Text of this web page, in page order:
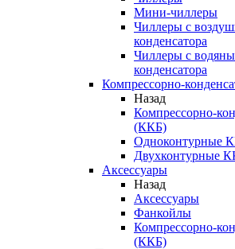
Мини-чиллеры
Чиллеры с
конденсатора
Чиллеры с
конденсатора
Компрессорно-
Назад
Компрессорно-
(ККБ)
Одноконтурные
Двухконтурные
Аксессуары
Назад
Аксессуары
Фанкойлы
Компрессорно-
(ККБ)